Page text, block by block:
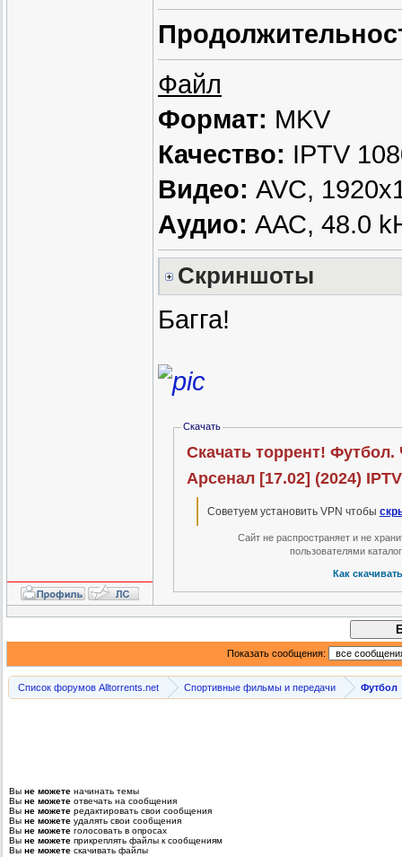
Файл
Формат: MKV
Качество: IPTV
Видео: AVC,
Аудио: ААС, 48.0
Скриншоты
Багга!
Скачать
Скачать торрент!
Арсенал [17.02] (2024)
Советуем установить VPN чтобы
Сайт не распространяет и не
пользователями
Как
Показать сообщения:
Список форумов Alltorrents.net Спортивные фильмы и передачи Футбол
Вы не можете начинать темы
Вы не можете отвечать на сообщения
Вы не можете редактировать свои сообщения
Вы не можете удалять свои сообщения
Вы не можете голосовать в опросах
Вы не можете прикреплять файлы к сообщениям
Вы не можете скачивать файлы